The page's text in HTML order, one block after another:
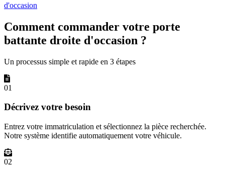
d'occasion
Comment commander votre porte
battante droite d'occasion ?
Un processus simple et rapide en 3 étapes
01
Décrivez votre besoin
Entrez votre immatriculation et sélectionnez la pièce recherchée.
Notre système identifie automatiquement votre véhicule.
02